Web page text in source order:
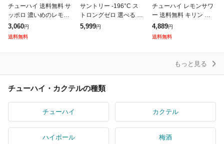
チューハイ 送料無料 サ
ッポロ 濃いめのレモン
サワー 缶 350ml×1ケー
ス/24本(024)『IAS』
3,060円
送料無料
サントリー -196°C ス
トロングゼロ 選べる よ
りどり セット 缶チュー
5,999円
チューハイ レモンサワ
ー 送料無料 キリン 氷
結 無糖レモン 7% 缶 50
0ml×1ケース/24本(024)
『IAS』
4,889円
送料無料
もっと見る
チューハイ・カクテルの種類
チューハイ カクテル
ハイボール 梅酒